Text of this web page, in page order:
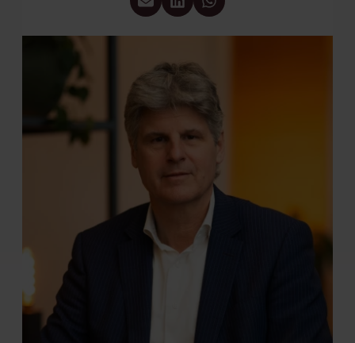
Deel via e-mail
Deel via LinkedIn
Deel via WhatsApp